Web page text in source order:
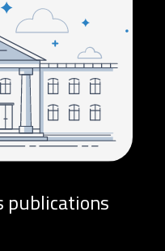
publications